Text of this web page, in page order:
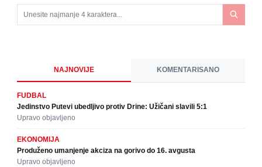
NAJNOVIJE KOMENTARISANO
FUDBAL
Jedinstvo Putevi ubedljivo protiv Drine: Užičani slavili 5:1
Upravo objavljeno
EKONOMIJA
Produženo umanjenje akciza na gorivo do 16. avgusta
Upravo objavljeno